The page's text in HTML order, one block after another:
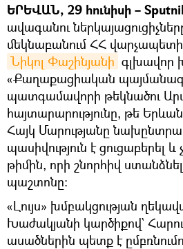
ԵՐԵՎԱՆ, 29 հունիսի –
ավագանու
մեկնաբանում ՀՀ
Նիկոլ Փաշինյանի գլխավոր
«Քաղաքացիական
պատգամավորի թեկնածու
հայտարարությունը, թե
Հայկ Մարությանը
պասիվություն է ցուցաբերել և
թիմին, որի շնորհիվ
պաշտոնը։
«Լույս» խմբակցության
Խաժակյանի կարծիքով`
ասածներին պետք է